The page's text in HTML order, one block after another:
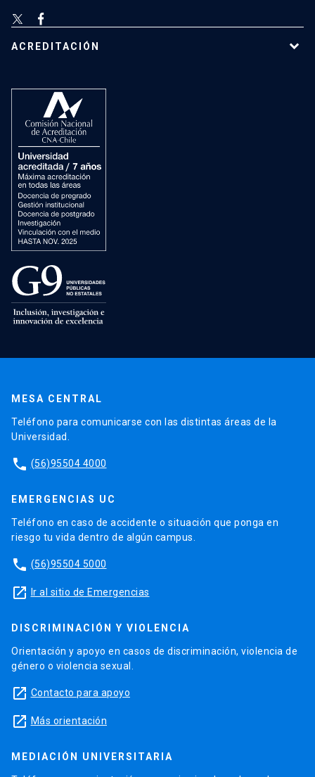
ACREDITACIÓN
MESA CENTRAL
Teléfono para comunicarse con las distintas áreas de la
Universidad.
phone (56)95504 4000
EMERGENCIAS UC
Teléfono en caso de accidente o situación que ponga en
riesgo tu vida dentro de algún campus.
phone (56)95504 5000
launch Ir al sitio de Emergencias
DISCRIMINACIÓN Y VIOLENCIA
Orientación y apoyo en casos de discriminación, violencia de
género o violencia sexual.
launch Contacto para apoyo
launch Más orientación
MEDIACIÓN UNIVERSITARIA